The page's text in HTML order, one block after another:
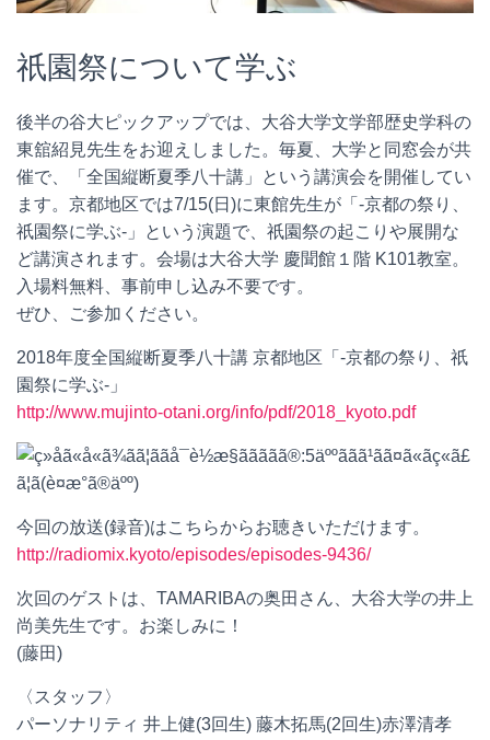
祇園祭について学ぶ
後半の谷大ピックアップでは、大谷大学文学部歴史学科の
東舘紹見先生をお迎えしました。毎夏、大学と同窓会が共
催で、「全国縦断夏季八十講」という講演会を開催してい
ます。京都地区では7/15(日)に東館先生が「-京都の祭り、
祇園祭に学ぶ-」という演題で、祇園祭の起こりや展開な
ど講演されます。会場は大谷大学 慶聞館１階 K101教室。
入場料無料、事前申し込み不要です。
ぜひ、ご参加ください。
2018年度全国縦断夏季八十講 京都地区「-京都の祭り、祇
園祭に学ぶ-」
http://www.mujinto-otani.org/info/pdf/2018_kyoto.pdf
今回の放送(録音)はこちらからお聴きいただけます。
http://radiomix.kyoto/episodes/episodes-9436/
次回のゲストは、TAMARIBAの奥田さん、大谷大学の井上
尚美先生です。お楽しみに！
(藤田)
〈スタッフ〉
パーソナリティ 井上健(3回生) 藤木拓馬(2回生)赤澤清孝